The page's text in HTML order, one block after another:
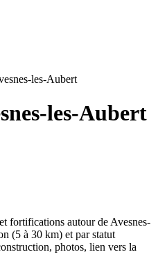
les-Aubert
les-Aubert
et fortifications autour de Avesnes-
(5 à 30 km) et par statut
photos, lien vers la